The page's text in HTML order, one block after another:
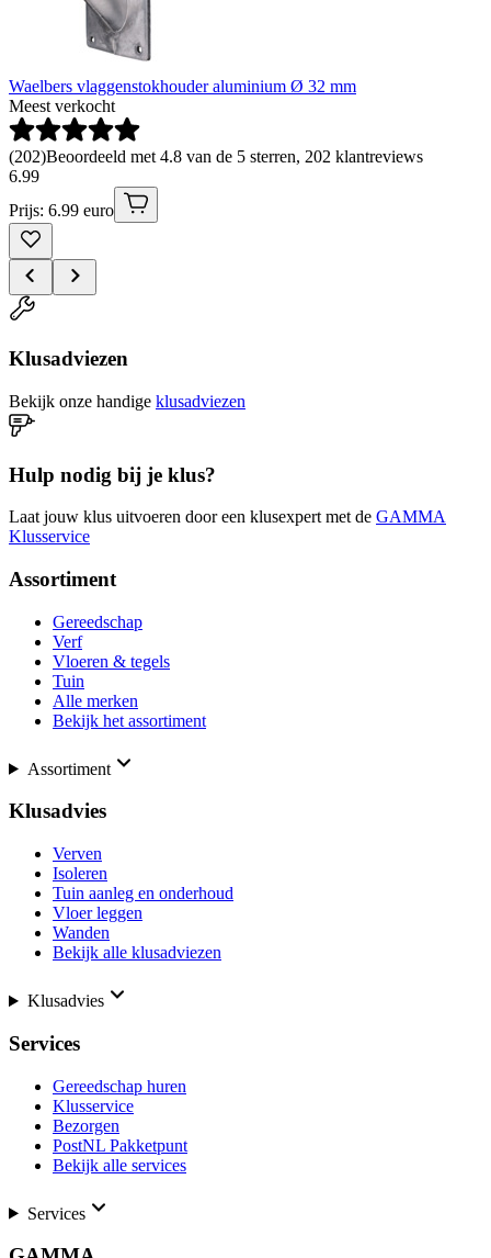
Waelbers vlaggenstokhouder aluminium Ø 32 mm
Meest verkocht
(202)Beoordeeld met 4.8 van de 5 sterren, 202 klantreviews
6.99
Prijs: 6.99 euro
Klusadviezen
Bekijk onze handige klusadviezen
Hulp nodig bij je klus?
Laat jouw klus uitvoeren door een klusexpert met de GAMMA
Klusservice
Assortiment
Gereedschap
Verf
Vloeren & tegels
Tuin
Alle merken
Bekijk het assortiment
Assortiment
Klusadvies
Verven
Isoleren
Tuin aanleg en onderhoud
Vloer leggen
Wanden
Bekijk alle klusadviezen
Klusadvies
Services
Gereedschap huren
Klusservice
Bezorgen
PostNL Pakketpunt
Bekijk alle services
Services